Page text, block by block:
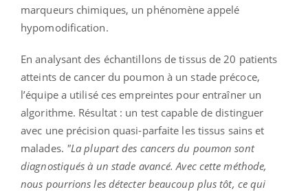
marqueurs chimiques, un phénomène appelé
hypomodification.
En analysant des échantillons de tissus de 20 patients
atteints de cancer du poumon à un stade précoce,
l’équipe a utilisé ces empreintes pour entraîner un
algorithme. Résultat : un test capable de distinguer
avec une précision quasi-parfaite les tissus sains et
malades. "La plupart des cancers du poumon sont
diagnostiqués à un stade avancé. Avec cette méthode,
nous pourrions les détecter beaucoup plus tôt, ce qui